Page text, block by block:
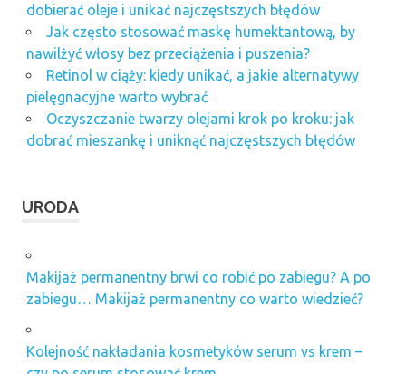
laserowe
zamykanie
naczynek
na nogach
laserowe
zamykanie
naczynek
zamykanie
na blizny
odżywka
do rzęs
ranking
dobierać oleje i unikać najczęstszych błędów
Jak często stosować maskę humektantową, by
nawilżyć włosy bez przeciążenia i puszenia?
Retinol w ciąży: kiedy unikać, a jakie alternatywy
pielęgnacyjne warto wybrać
Oczyszczanie twarzy olejami krok po kroku: jak
dobrać mieszankę i uniknąć najczęstszych błędów
URODA
Makijaż permanentny brwi co robić po zabiegu? A po
zabiegu… Makijaż permanentny co warto wiedzieć?
Kolejność nakładania kosmetyków serum vs krem –